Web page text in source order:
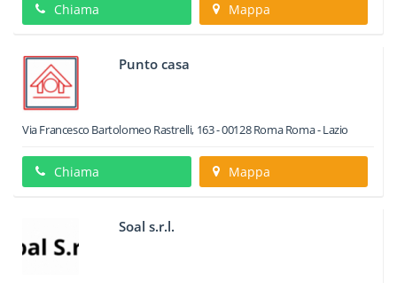
Chiama Mappa
Punto casa
Via Francesco Bartolomeo Rastrelli, 163-00128 RomaRoma -Lazio
Chiama Mappa
Soal s.r.l.